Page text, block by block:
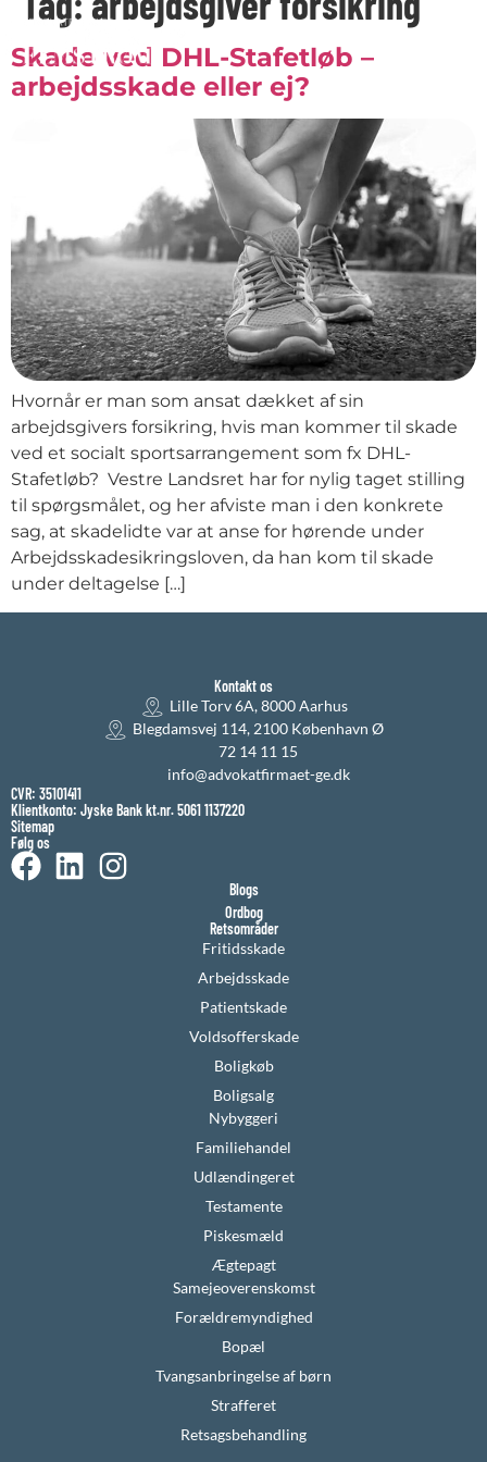
Skade ved DHL-Stafetløb –
arbejdsskade eller ej?
Hvornår er man som ansat dækket af sin
arbejdsgivers forsikring, hvis man kommer til skade
ved et socialt sportsarrangement som fx DHL-
Stafetløb? Vestre Landsret har for nylig taget stilling
til spørgsmålet, og her afviste man i den konkrete
sag, at skadelidte var at anse for hørende under
Arbejdsskadesikringsloven, da han kom til skade
under deltagelse […]
Kontakt os
Lille Torv 6A, 8000 Aarhus
Blegdamsvej 114, 2100 København Ø
72 14 11 15
info@advokatfirmaet-ge.dk
CVR: 35101411
Klientkonto: Jyske Bank kt.nr. 5061 1137220
Sitemap
Følg os
Blogs
Ordbog
Retsområder
Fritidsskade
Arbejdsskade
Patientskade
Voldsofferskade
Boligkøb
Boligsalg
Nybyggeri
Familiehandel
Udlændingeret
Testamente
Piskesmæld
Ægtepagt
Samejeoverenskomst
Forældremyndighed
Bopæl
Tvangsanbringelse af børn
Strafferet
Retsagsbehandling